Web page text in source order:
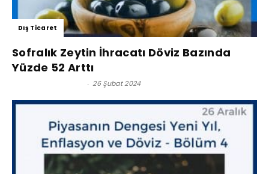
Dış Ticaret
Sofralık Zeytin İhracatı Döviz Bazında
Yüzde 52 Arttı
- 26 Şubat 2024